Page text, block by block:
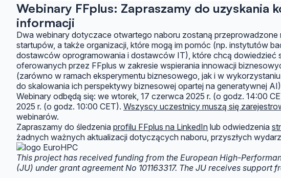
Webinary FFplus: Zapraszamy do uzyskania
informacji
Dwa webinary dotyczace otwartego naboru zostaną przeprowadzone
startupów, a także organizacji, które mogą im pomóc (np. instytutów
dostawców oprogramowania i dostawców IT), które chcą dowiedzieć
oferowanych przez FFplus w zakresie wspierania innowacji
(zarówno w ramach eksperymentu biznesowego, jak i w
do skalowania ich perspektywy biznesowej opartej na generatywnej
Webinary odbędą się: we wtorek, 17 czerwca 2025 r. (o godz. 14:00
2025 r. (o godz. 10:00 CET). Wszyscy uczestnicy muszą się
webinarów.
Zapraszamy do śledzenia profilu FFplus na LinkedIn lub odwiedzenia
żadnych ważnych aktualizacji dotyczących naboru, przyszłych
This project has received funding from the European High-
(JU) under grant agreement No 101163317. The JU receives support